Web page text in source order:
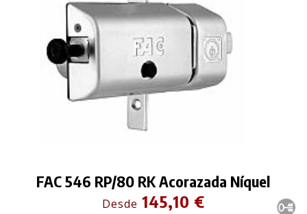
FAC 546 RP/80 RK Acorazada Níquel
Desde 145,10 €